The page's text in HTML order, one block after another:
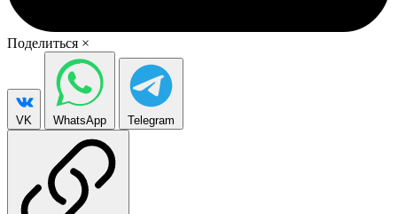
Поделиться ×
VK WhatsApp Telegram